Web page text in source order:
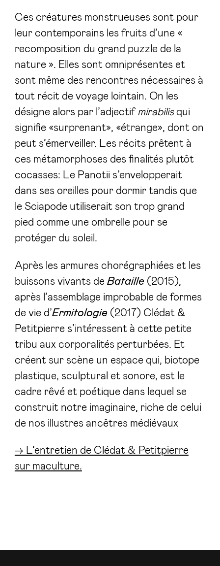
Ces créatures monstrueuses sont pour
leur contemporains les fruits d’une «
recomposition du grand puzzle de la
nature ». Elles sont omniprésentes et
sont même des rencontres nécessaires à
tout récit de voyage lointain. On les
désigne alors par l’adjectif mirabilisqui
signifie «surprenant», «étrange», dont on
peut s’émerveiller. Les récits prêtent à
ces métamorphoses des finalités plutôt
cocasses: Le Panotii s’envelopperait
dans ses oreilles pour dormir tandis que
le Sciapode utiliserait son trop grand
pied comme une ombrelle pour se
protéger du soleil.
Après les armures chorégraphiées et les
buissons vivants de Bataille (2015),
après l’assemblage improbable de formes
de vie d’Ermitologie (2017) Clédat &
Petitpierre s’intéressent à cette petite
tribu aux corporalités perturbées. Et
créent sur scène un espace qui, biotope
plastique, sculptural et sonore, est le
cadre rêvé et poétique dans lequel se
construit notre imaginaire, riche de celui
de nos illustres ancêtres médiévaux
→ L’entretien de Clédat & Petitpierre
sur maculture.